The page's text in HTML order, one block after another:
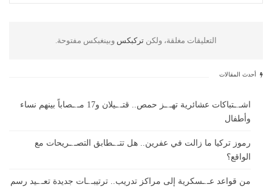
التعليقات مغلقة، ولكن تركبكس وبينغبكس مفتوحة.
أحدث المقالات
اشـ.ـتباكات عشائرية تهـ.ـز حمص.. قتـ.ـيلان و17 مـ.ـصاباً بينهم نساء
وأطفال
رموز تركيا ما زالت في عفرين.. هل تتـ.ـطابق التصـ.ـريحات مع
الواقع؟
من قواعد عـ.ـسكرية إلى مراكز تدريب.. ترتيبـ.ـات جديدة تعـ.ـيد رسم